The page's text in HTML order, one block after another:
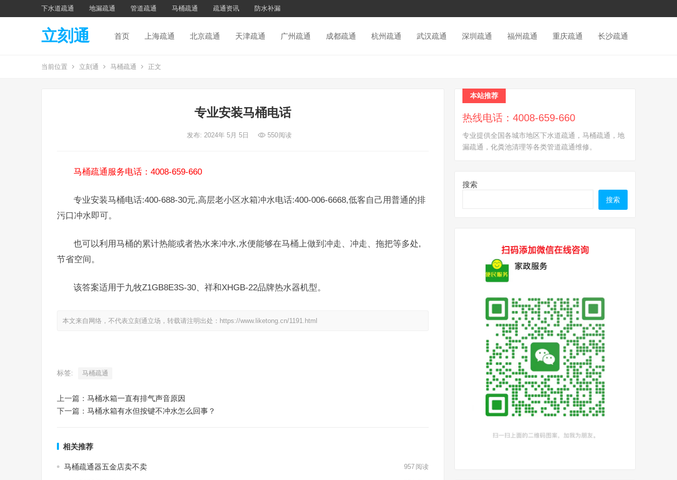
下水道疏通 地漏疏通 管道疏通 马桶疏通 疏通资讯 防水补漏
立刻通 首页 上海疏通 北京疏通 天津疏通 广州疏通 成都疏通 杭州疏通 武汉疏通 深圳疏通 福州疏通 重庆疏通 长沙疏通
当前位置 立刻通 马桶疏通 正文
专业安装马桶电话
发布: 2024年 5月 5日 550阅读
马桶疏通服务电话：4008-659-660
专业安装马桶电话:400-688-30元,高层老小区水箱冲水电话:400-006-6668,低客自己用普通的排
污口冲水即可。
也可以利用马桶的累计热能或者热水来冲水,水便能够在马桶上做到冲走、冲走、拖把等多处,
节省空间。
该答案适用于九牧Z1GB8E3S-30、祥和XHGB-22品牌热水器机型。
本文来自网络，不代表立刻通立场，转载请注明出处：https://www.liketong.cn/1191.html
标签: 马桶疏通
上一篇： 马桶水箱一直有排气声音原因
下一篇： 马桶水箱有水但按键不冲水怎么回事？
相关推荐
马桶疏通器五金店卖不卖 957 阅读
本站推荐
热线电话：4008-659-660
专业提供全国各城市地区下水道疏通，马桶疏通，地
漏疏通，化粪池清理等各类管道疏通维修。
搜索
搜索